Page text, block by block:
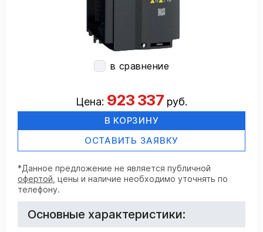
в сравнение
Цена: 923 337руб.
В КОРЗИНУ
ОСТАВИТЬ ЗАЯВКУ
*Данное предложение не является публичной
офертой , цены и наличие необходимо уточнять по
телефону.
Основные характеристики: